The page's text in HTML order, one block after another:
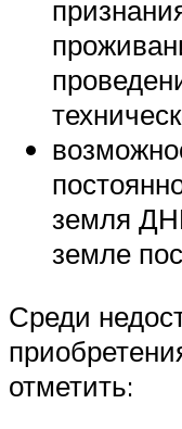
земля
земле
Среди
отметить: